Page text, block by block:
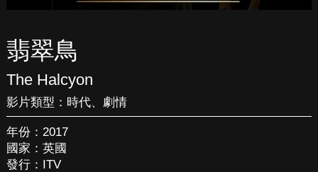
翡翠鳥
The Halcyon
影片類型： 時代、 劇情
年份：2017
國家：英國
發行：ITV